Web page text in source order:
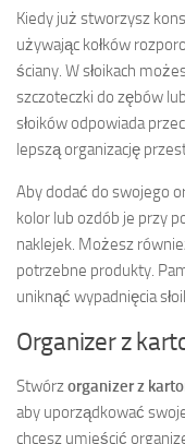
Kiedy już stworzysz
używając kołków
ściany. W słoikach
szczoteczki do zębów
słoików odpowiada
lepszą organizację
Aby dodać do swojego
kolor lub ozdób je przy
naklejek. Możesz
potrzebne produkty.
uniknąć wypadnięcia
Organizer z
Stwórzorganizer z
aby uporządkować
chcesz umieścić